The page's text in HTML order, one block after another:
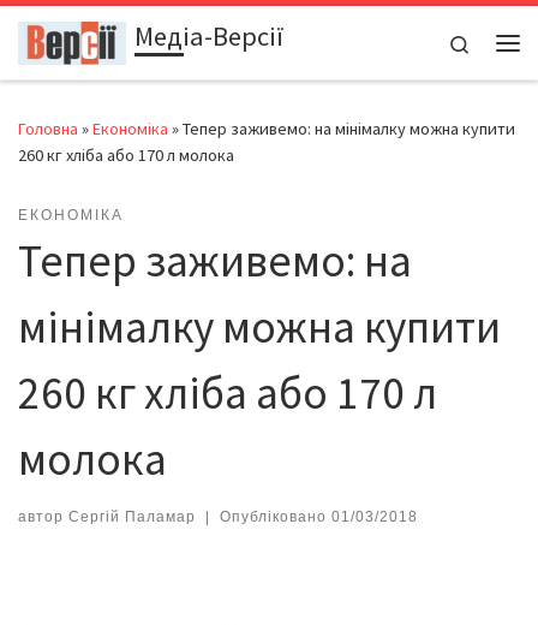
Перейти до вмістуМедіа-Версії
Search
Головна »Економіка »Тепер заживемо: на мінімалку можна купити
260 кг хліба або 170 л молока
ЕКОНОМІКА
Тепер заживемо: на
мінімалку можна купити
260 кг хліба або 170 л
молока
автор Сергій Паламар | Опубліковано 01/03/2018